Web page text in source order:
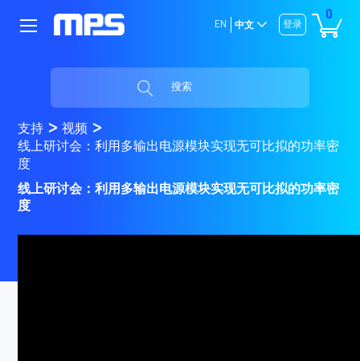
0
登录
EN 中文
搜索
支持
视频
线上研讨会：利用多输出电源模块实现无可比拟的功率密
度
线上研讨会：利用多输出电源模块实现无可比拟的功率密
度